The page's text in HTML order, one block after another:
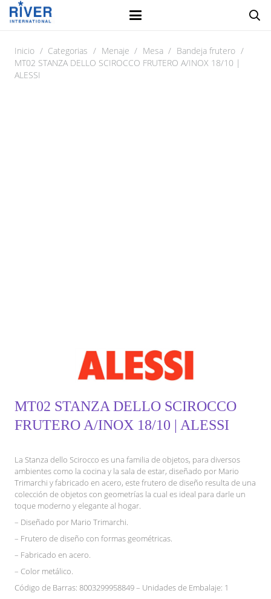
Inicio / Categorias / Menaje / Mesa / Bandeja frutero /
MT02 STANZA DELLO SCIROCCO FRUTERO A/INOX 18/10 |
ALESSI
MT02 STANZA DELLO SCIROCCO
FRUTERO A/INOX 18/10 | ALESSI
La Stanza dello Scirocco es una familia de objetos, para diversos
ambientes como la cocina y la sala de estar, diseñado por Mario
Trimarchi y fabricado en acero, este frutero de diseño resulta de una
colección de objetos con geometrías la cual es ideal para darle un
toque moderno y elegante al hogar.
– Diseñado por Mario Trimarchi.
– Frutero de diseño con formas geométricas.
– Fabricado en acero.
– Color metálico.
Código de Barras: 8003299958849 – Unidades de Embalaje: 1